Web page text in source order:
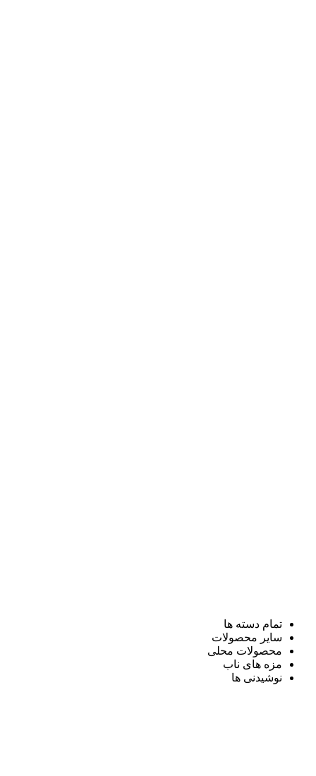
تمام دسته ها
سایر محصولات
محصولات محلی
مزه های ناب
نوشیدنی ها